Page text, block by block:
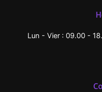
Lun - Vier : 09.00 -